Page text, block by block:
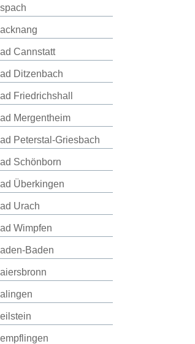
Cannstatt
Ditzenbach
Friedrichshall
Mergentheim
Peterstal-Griesbach
Schönborn
Überkingen
Urach
Wimpfen
Baden